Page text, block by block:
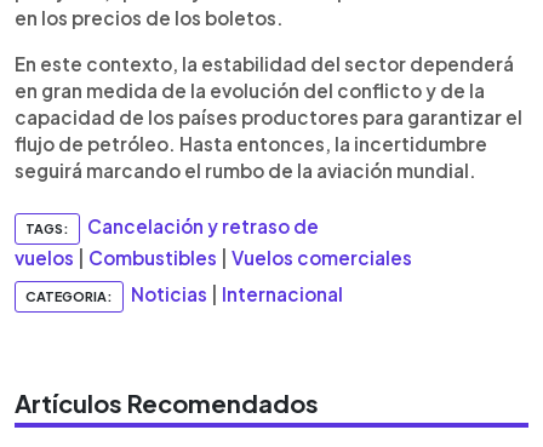
en los precios de los boletos.
En este contexto, la estabilidad del sector dependerá
en gran medida de la evolución del conflicto y de la
capacidad de los países productores para garantizar el
flujo de petróleo. Hasta entonces, la incertidumbre
seguirá marcando el rumbo de la aviación mundial.
TAGS:
Cancelación y retraso de
vuelos
Combustibles Vuelos comerciales
CATEGORIA: Noticias Internacional
Artículos Recomendados